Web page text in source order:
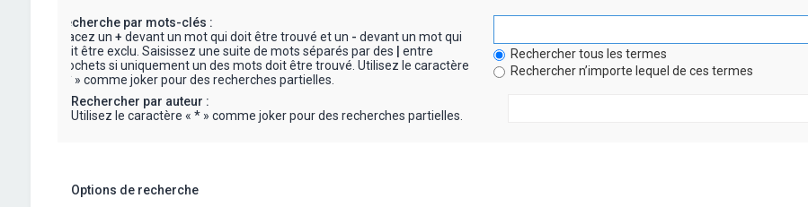
Recherche par mots-clés :
Placez un + devant un mot qui doit être trouvé et un - devant un mot qui
doit être exclu. Saisissez une suite de mots séparés par des
entre
crochets si uniquement un des mots doit être trouvé. Utilisez le caractère
« * » comme joker pour des recherches partielles.
Rechercher tous les termes
Rechercher n’importe lequel de ces termes
Rechercher par auteur :
Utilisez le caractère « * » comme joker pour des recherches partielles.
Options de recherche